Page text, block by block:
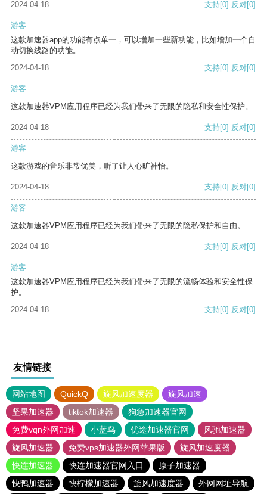
2024-04-18 支持[0] 反对[0]
游客
这款加速器app的功能有点单一，可以增加一些新功能，比如增加一个自
动切换线路的功能。
2024-04-18
支持[0] 反对[0]
游客
这款加速器VPM应用程序已经为我们带来了无限的隐私和安全性保护。
2024-04-18 支持[0] 反对[0]
游客
这款游戏的音乐非常优美，听了让人心旷神怡。
2024-04-18 支持[0] 反对[0]
游客
这款加速器VPM应用程序已经为我们带来了无限的隐私保护和自由。
2024-04-18 支持[0] 反对[0]
游客
这款加速器VPM应用程序已经为我们带来了无限的流畅体验和安全性保
护。
2024-04-18
支持[0] 反对[0]
友情链接
网站地图 QuickQ 旋风加速度器
旋风加速
坚果加速器
tiktok加速器
狗急加速器官网
免费vqn外网加速
小蓝鸟 优途加速器官网
风驰加速器
旋风加速器
免费vps加速器外网苹果版
旋风加速度器
快连加速器
快连加速器官网入口
原子加速器
快鸭加速器
快柠檬加速器 旋风加速度器 外网网址导航